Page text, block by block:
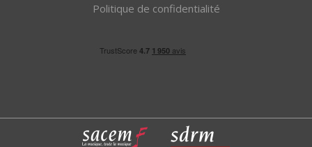
Politique de confidentialité